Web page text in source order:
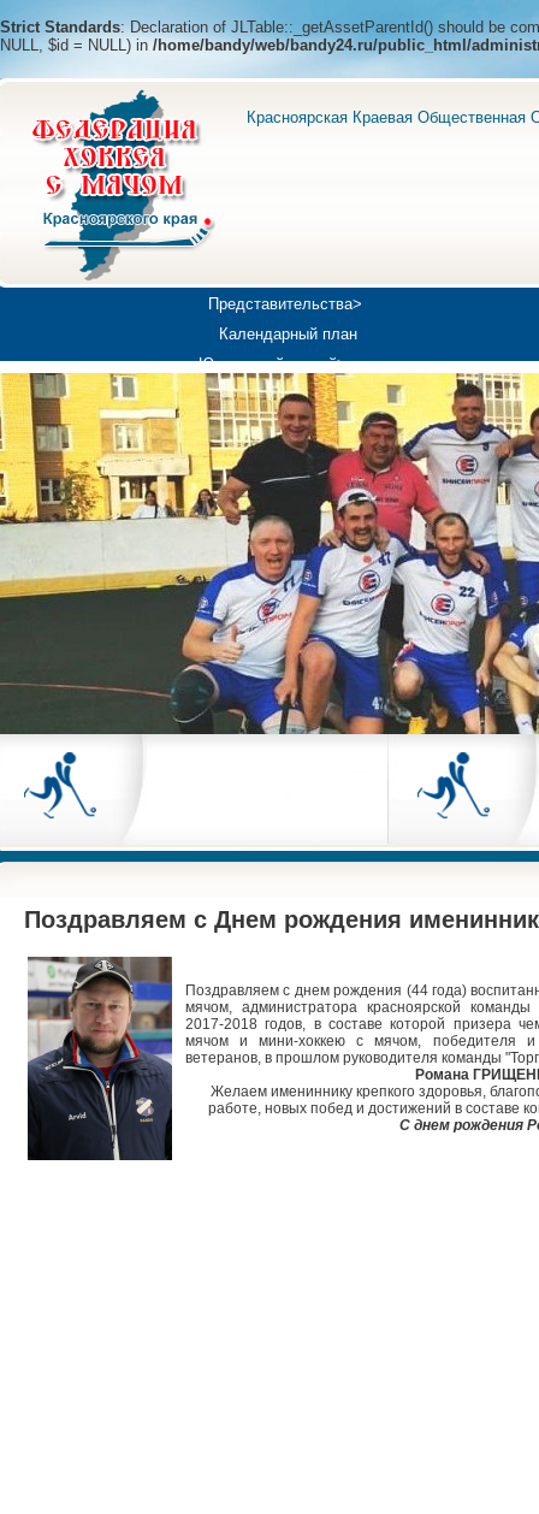
Strict Standards: Declaration of JLTable::_getAssetParentId() should be
NULL, $id = NULL) in /home/bandy/web/bandy24.ru/public_html/
Красноярская Краевая Общественная
Представительства>
Календарный план
Юношеский хоккей>
Универсиада-2019
Медиа>
Поздравляем с Днем рождения
Поздравляем с днем рождения (44 года)
мячом, администратора красноярской
2017-2018 годов, в составе которой призера
мячом и мини-хоккею с мячом, победителя и
ветеранов, в прошлом руководителя команды
Романа
Желаем имениннику крепкого здоровья,
работе, новых побед и достижений в составе
С днем рождения